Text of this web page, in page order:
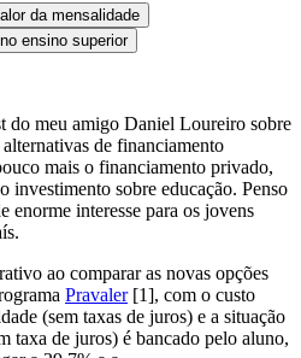
da mensalidade
ensino superior
do meu amigo Daniel Loureiro sobre
de financiamento
mais o financiamento privado,
investimento sobre educação. Penso
enorme interesse para os jovens
ao comparar as novas opções
Pravaler[1], com o custo
(sem taxas de juros) e a situação
taxa de juros) é bancado pelo aluno,